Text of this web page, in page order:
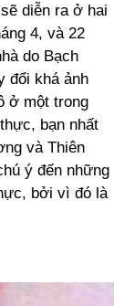
diễn ra ở hai
4, và 22
do Bạch
đổi khá ảnh
ở một trong
bạn nhất
và Thiên
ý đến những
bởi vì đó là